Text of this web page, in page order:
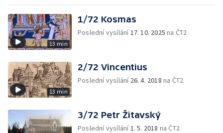
13 min
1/72 Kosmas
Poslední vysílání17. 10. 2025 na ČT2
13 min
2/72 Vincentius
Poslední vysílání 26. 4. 2018 na ČT2
3/72 Petr Žitavský
Poslední vysílání1. 5. 2018 na ČT2